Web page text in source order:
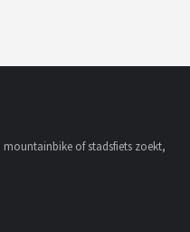
mountainbike of stadsfiets zoekt,